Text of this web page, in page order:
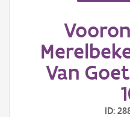
Van
ID: